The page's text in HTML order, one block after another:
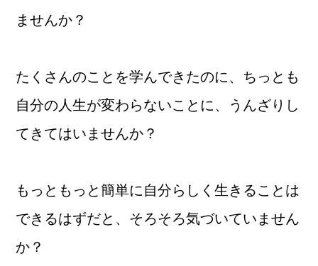
ませんか？
たくさんのことを学んできたのに、ちっとも
自分の人生が変わらないことに、うんざりし
てきてはいませんか？
もっともっと簡単に自分らしく生きることは
できるはずだと、そろそろ気づいていません
か？